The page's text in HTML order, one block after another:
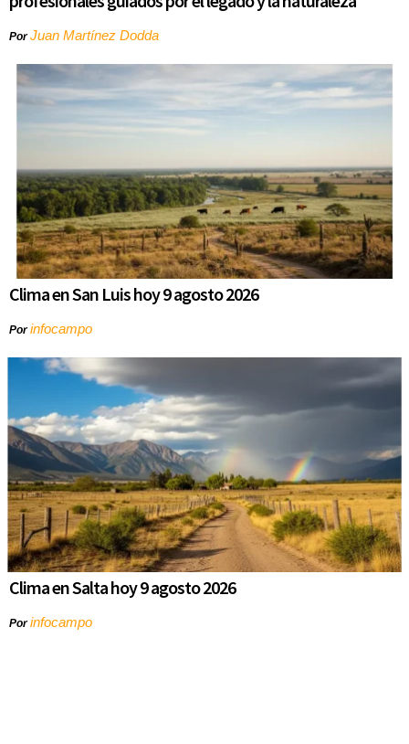
PorJuan Martínez Dodda
Clima en San Luis hoy 9 agosto 2026
Porinfocampo
Clima en Salta hoy 9 agosto 2026
Porinfocampo